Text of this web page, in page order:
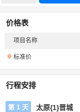
价格表
项目名称
标准价
行程安排
第 1 天 太原{1}晋城